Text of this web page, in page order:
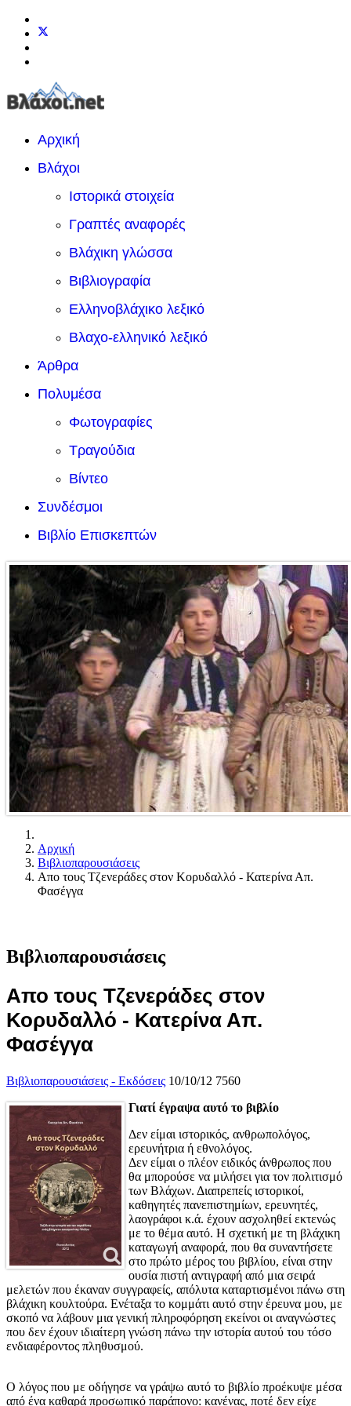
Αρχική
Βλάχοι
Ιστορικά στοιχεία
Γραπτές αναφορές
Βλάχικη γλώσσα
Βιβλιογραφία
Ελληνοβλάχικο λεξικό
Βλαχο-ελληνικό λεξικό
Άρθρα
Πολυμέσα
Φωτογραφίες
Τραγούδια
Βίντεο
Συνδέσμοι
Βιβλίο Επισκεπτών
Αρχική
Βιβλιοπαρουσιάσεις
Απο τους Τζενεράδες στον Κορυδαλλό - Κατερίνα Απ.
Φασέγγα
Βιβλιοπαρουσιάσεις
Απο τους Τζενεράδες στον
Κορυδαλλό - Κατερίνα Απ.
Φασέγγα
Βιβλιοπαρουσιάσεις - Εκδόσεις 10/10/12 7560
Γιατί έγραψα αυτό το βιβλίο
Δεν είμαι ιστορικός, ανθρωπολόγος,
ερευνήτρια ή εθνολόγος.
Δεν είμαι ο πλέον ειδικός άνθρωπος που
θα μπορούσε να μιλήσει για τον πολιτισμό
των Βλάχων. Διαπρεπείς ιστορικοί,
καθηγητές πανεπιστημίων, ερευνητές,
λαογράφοι κ.ά. έχουν ασχοληθεί εκτενώς
με το θέμα αυτό. Η σχετική με τη βλάχικη
καταγωγή αναφορά, που θα συναντήσετε
στο πρώτο μέρος του βιβλίου, είναι στην
ουσία πιστή αντιγραφή από μια σειρά
μελετών που έκαναν συγγραφείς, απόλυτα καταρτισμένοι πάνω στη
βλάχικη κουλτούρα. Ενέταξα το κομμάτι αυτό στην έρευνα μου, με
σκοπό να λάβουν μια γενική πληροφόρηση εκείνοι οι αναγνώστες
που δεν έχουν ιδιαίτερη γνώση πάνω την ιστορία αυτού του τόσο
ενδιαφέροντος πληθυσμού.
Ο λόγος που με οδήγησε να γράψω αυτό το βιβλίο προέκυψε μέσα
από ένα καθαρά προσωπικό παράπονο: κανένας, ποτέ δεν είχε